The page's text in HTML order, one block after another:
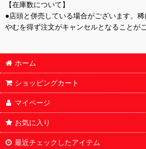
【在庫数について】
●店頭と併売している場合がございます。稀
やむを得ず注文がキャンセルとなることが
ホーム
ショッピングカート
マイページ
お気に入り
最近チェックしたアイテム